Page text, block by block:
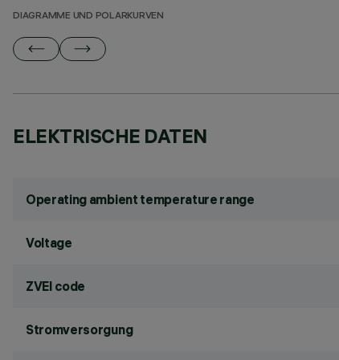
DIAGRAMME UND POLARKURVEN
ELEKTRISCHE DATEN
Operating ambient temperature range
Voltage
ZVEI code
Stromversorgung